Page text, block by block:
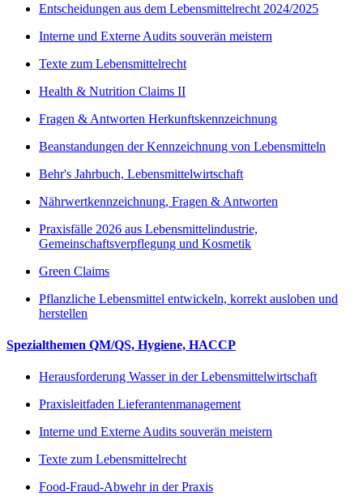
Entscheidungen aus dem Lebensmittelrecht 2024/2025
Interne und Externe Audits souverän meistern
Texte zum Lebensmittelrecht
Health & Nutrition Claims II
Fragen & Antworten Herkunftskennzeichnung
Beanstandungen der Kennzeichnung von Lebensmitteln
Behr's Jahrbuch, Lebensmittelwirtschaft
Nährwertkennzeichnung, Fragen & Antworten
Praxisfälle 2026 aus Lebensmittelindustrie,
Gemeinschaftsverpflegung und Kosmetik
Green Claims
Pflanzliche Lebensmittel entwickeln, korrekt ausloben und
herstellen
Spezialthemen QM/QS, Hygiene, HACCP
Herausforderung Wasser in der Lebensmittelwirtschaft
Praxisleitfaden Lieferantenmanagement
Interne und Externe Audits souverän meistern
Texte zum Lebensmittelrecht
Food-Fraud-Abwehr in der Praxis